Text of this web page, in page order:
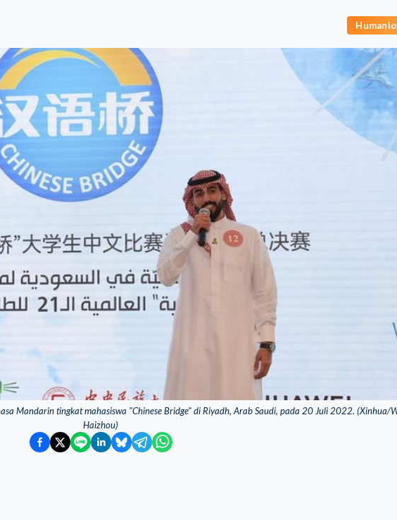
Mandarin tingkat mahasiswa "Chinese Bridge" di Riyadh, Arab Saudi, pada 20 Juli 2022. (Xinhua/
Haizhou)